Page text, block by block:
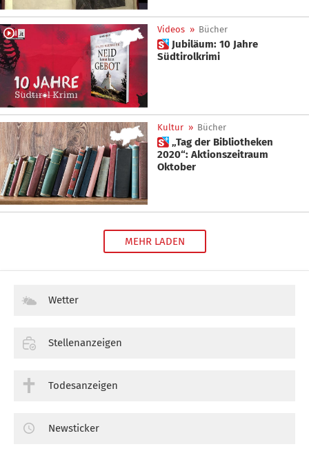
Videos » Bücher
 Jubiläum: 10 Jahre
Südtirolkrimi
Kultur » Bücher
 „Tag der Bibliotheken
2020“: Aktionszeitraum
Oktober
MEHR LADEN
Wetter
Stellenanzeigen
Todesanzeigen
Newsticker